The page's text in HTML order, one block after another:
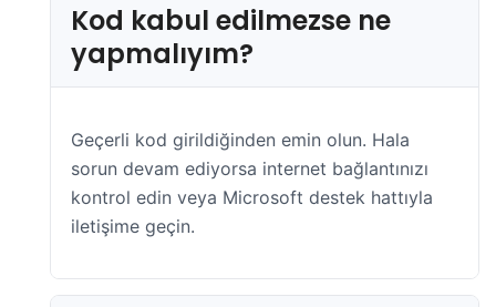
Kod kabul edilmezse ne
yapmalıyım?
Geçerli kod girildiğinden emin olun. Hala
sorun devam ediyorsa internet bağlantınızı
kontrol edin veya Microsoft destek hattıyla
iletişime geçin.